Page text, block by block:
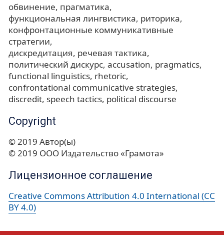
обвинение прагматика
функциональная лингвистика риторика
конфронтационные коммуникативные
стратегии
дискредитация речевая тактика
политический дискурс accusation pragmatics
functional linguistics rhetoric
confrontational communicative strategies
discredit speech tactics political discourse
Copyright
© 2019 Автор(ы)
© 2019 ООО Издательство «Грамота»
Лицензионное соглашение
Creative Commons Attribution 4.0 International (CC
BY 4.0)